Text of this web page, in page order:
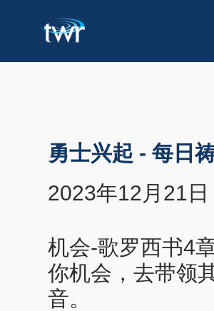
勇士兴起 - 每日
2023年12月21日
机会-歌罗西书4
你机会，去带领
音。